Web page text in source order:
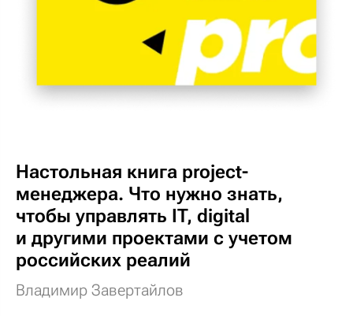
Настольная книга project-
менеджера. Что нужно знать,
чтобы управлять IT, digital
и другими проектами с учетом
российских реалий
Владимир Завертайлов